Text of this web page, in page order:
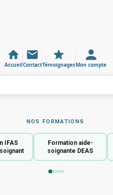
AccueilContactTémoignagesMon compte
NOS FORMATIONS
IFAS
Formation aide-
soignante DEAS